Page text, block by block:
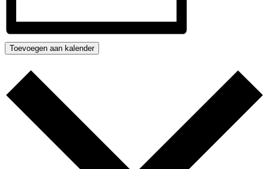
Toevoegen aan kalender